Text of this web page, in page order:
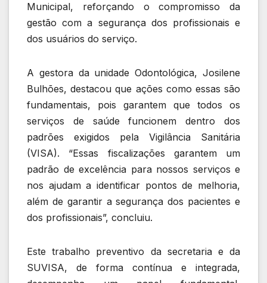
Municipal, reforçando o compromisso da
gestão com a segurança dos profissionais e
dos usuários do serviço.
A gestora da unidade Odontológica, Josilene
Bulhões, destacou que ações como essas são
fundamentais, pois garantem que todos os
serviços de saúde funcionem dentro dos
padrões exigidos pela Vigilância Sanitária
(VISA). “Essas fiscalizações garantem um
padrão de excelência para nossos serviços e
nos ajudam a identificar pontos de melhoria,
além de garantir a segurança dos pacientes e
dos profissionais”, concluiu.
Este trabalho preventivo da secretaria e da
SUVISA, de forma contínua e integrada,